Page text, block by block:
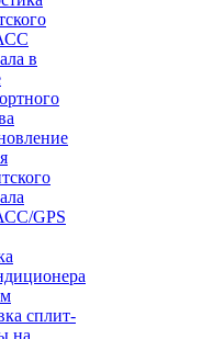
в
GPS
сплит-
на